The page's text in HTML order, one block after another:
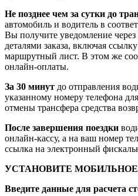
Не позднее чем за сутки до
автомобиль и водитель в
Вы получите уведомление
деталями заказа, включая
маршрутный лист. В этом же
онлайн-оплаты.
За 30 минут до отправления
указанному номеру телефона
отмены трансфера средства
После завершения поездки
онлайн-кассу, а на ваш номер
ссылка на электронный
УСТАНОВИТЕ МОБИЛЬНОЕ
Введите данные для расчета